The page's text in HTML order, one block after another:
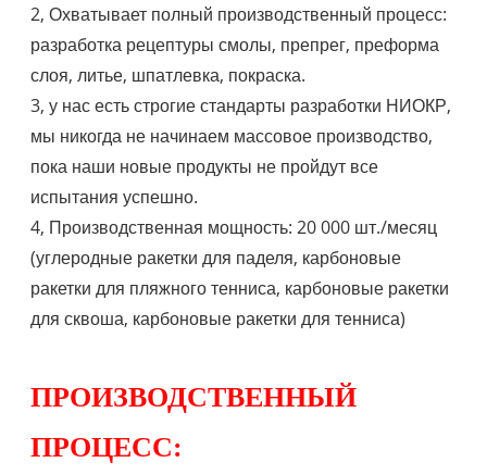
2, Охватывает полный производственный процесс:
разработка рецептуры смолы, препрег, преформа
слоя, литье, шпатлевка, покраска.
3, у нас есть строгие стандарты разработки НИОКР,
мы никогда не начинаем массовое производство,
пока наши новые продукты не пройдут все
испытания успешно.
4, Производственная мощность: 20 000 шт./месяц
(углеродные ракетки для паделя, карбоновые
ракетки для пляжного тенниса, карбоновые ракетки
для сквоша, карбоновые ракетки для тенниса)
ПРОИЗВОДСТВЕННЫЙ
ПРОЦЕСС: